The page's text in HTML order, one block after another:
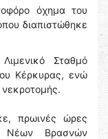
όχημα του
διαπιστώθηκε
Σταθμό
Κέρκυρας, ενώ
πρωινές ώρες
Βρασνών